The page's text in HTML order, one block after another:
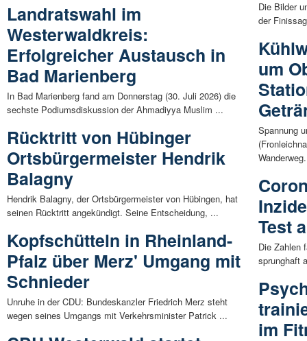
Landratswahl im
Westerwaldkreis:
Erfolgreicher Austausch in
Bad Marienberg
In Bad Marienberg fand am Donnerstag (30. Juli 2026) die
sechste Podiumsdiskussion der Ahmadiyya Muslim ...
Rücktritt von Hübinger
Ortsbürgermeister Hendrik
Balagny
Hendrik Balagny, der Ortsbürgermeister von Hübingen, hat
seinen Rücktritt angekündigt. Seine Entscheidung, ...
Kopfschütteln in Rheinland-
Pfalz über Merz' Umgang mit
Schnieder
Unruhe in der CDU: Bundeskanzler Friedrich Merz steht
wegen seines Umgangs mit Verkehrsminister Patrick ...
Die Bilder
der
um
Spannung
Test
Die Zahlen
sprunghaft
im